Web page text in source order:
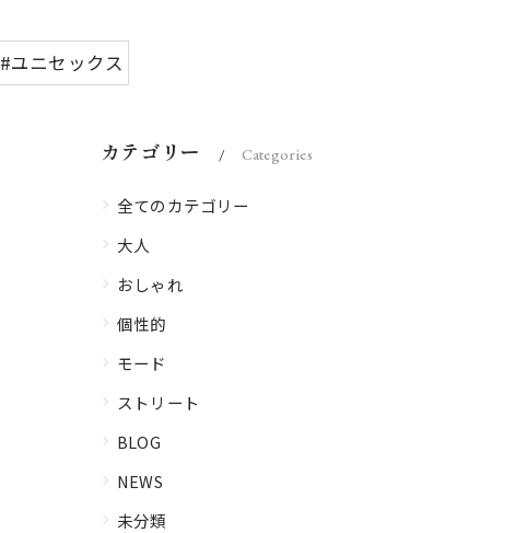
#ユニセックス
カテゴリー Categories
全てのカテゴリー
大人
おしゃれ
個性的
モード
ストリート
BLOG
NEWS
未分類